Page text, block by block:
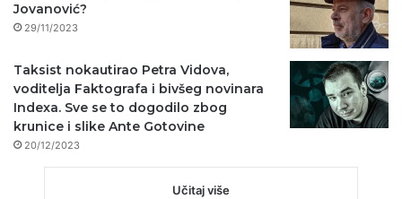
Jovanović?
29/11/2023
Taksist nokautirao Petra Vidova,
voditelja Faktografa i bivšeg novinara
Indexa. Sve se to dogodilo zbog
krunice i slike Ante Gotovine
20/12/2023
Učitaj više